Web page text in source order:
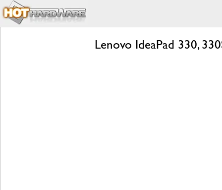
Lenovo IdeaPad 330,